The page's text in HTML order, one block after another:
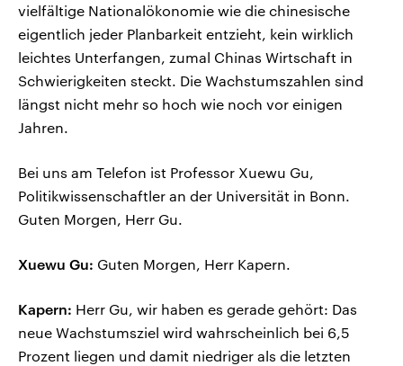
vielfältige Nationalökonomie wie die chinesische
eigentlich jeder Planbarkeit entzieht, kein wirklich
leichtes Unterfangen, zumal Chinas Wirtschaft in
Schwierigkeiten steckt. Die Wachstumszahlen sind
längst nicht mehr so hoch wie noch vor einigen
Jahren.
Bei uns am Telefon ist Professor Xuewu Gu,
Politikwissenschaftler an der Universität in Bonn.
Guten Morgen, Herr Gu.
Xuewu Gu: Guten Morgen, Herr Kapern.
Kapern: Herr Gu, wir haben es gerade gehört: Das
neue Wachstumsziel wird wahrscheinlich bei 6,5
Prozent liegen und damit niedriger als die letzten